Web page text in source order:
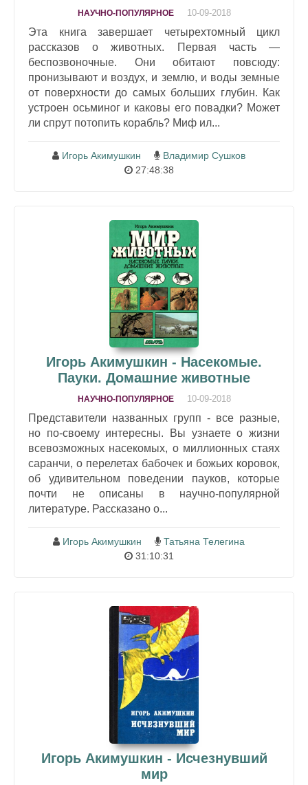
НАУЧНО-ПОПУЛЯРНОЕ 10-09-2018
Эта книга завершает четырехтомный цикл
рассказов о животных. Первая часть —
беспозвоночные. Они обитают повсюду:
пронизывают и воздух, и землю, и воды земные
от поверхности до самых больших глубин. Как
устроен осьминог и каковы его повадки? Может
ли спрут потопить корабль? Миф ил...
Игорь Акимушкин
Владимир Сушков
27:48:38
Игорь Акимушкин - Насекомые.
Пауки. Домашние животные
НАУЧНО-ПОПУЛЯРНОЕ 10-09-2018
Представители названных групп - все разные,
но по-своему интересны. Вы узнаете о жизни
всевозможных насекомых, о миллионных стаях
саранчи, о перелетах бабочек и божьих коровок,
об удивительном поведении пауков, которые
почти не описаны в научно-популярной
литературе. Рассказано о...
Игорь Акимушкин
Татьяна Телегина
31:10:31
Игорь Акимушкин - Исчезнувший
мир